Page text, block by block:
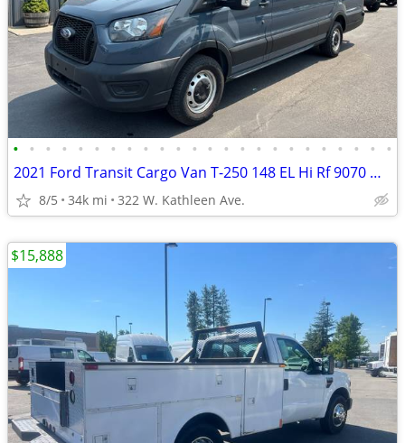
• • • • • • • • • • • • • • • • • • • • • • • •
2021 Ford Transit Cargo Van T-250 148 EL Hi Rf 9070 GVWR RWD
8/5 34k mi 322 W. Kathleen Ave.
$15,888